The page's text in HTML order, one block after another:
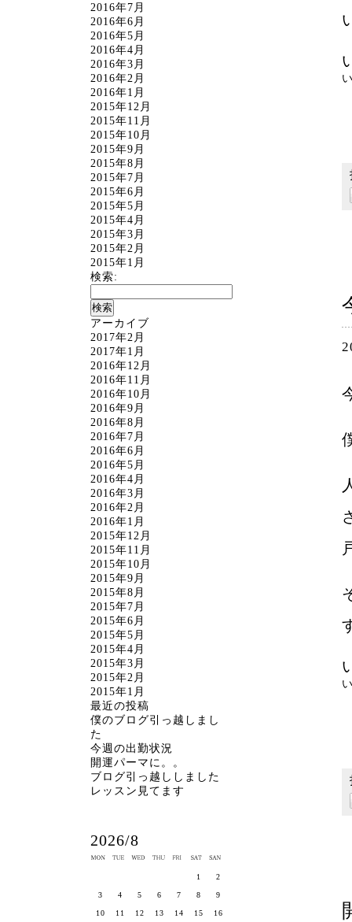
2016年7月
2016年6月
2016年5月
2016年4月
2016年3月
2016年2月
2016年1月
2015年12月
2015年11月
2015年10月
2015年9月
2015年8月
2015年7月
2015年6月
2015年5月
2015年4月
2015年3月
2015年2月
2015年1月
検索:
アーカイブ
2017年2月
2017年1月
2016年12月
2016年11月
2016年10月
2016年9月
2016年8月
2016年7月
2016年6月
2016年5月
2016年4月
2016年3月
2016年2月
2016年1月
2015年12月
2015年11月
2015年10月
2015年9月
2015年8月
2015年7月
2015年6月
2015年5月
2015年4月
2015年3月
2015年2月
2015年1月
最近の投稿
僕のブログ引っ越しまし
た
今週の出勤状況
開運パーマに。。
ブログ引っ越ししました
レッスン見てます
2026/8
1 2
3 4 5 6 7 8 9
10 11 12 13 14 15 16